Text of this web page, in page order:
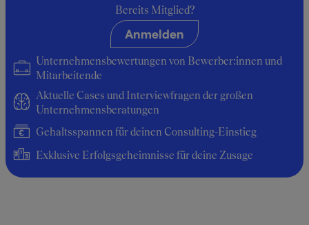
Durchschnittsgehalt: 9.600 €
Bereits Mitglied?
Anmelden
Unternehmensbewertungen von Bewerber:innen und
Mitarbeitende
Aktuelle Cases und Interviewfragen der großen
Unternehmensberatungen
Gehaltsspannen für deinen Consulting-Einstieg
Exklusive Erfolgsgeheimnisse für deine Zusage